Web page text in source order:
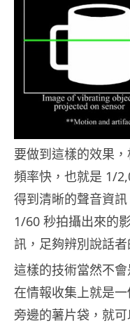
要做到這樣的效果
頻率快，也就是 1/
得到清晰的聲音資
1/60 秒拍攝出來的
訊，足夠辨別說話
這樣的技術當然不
在情報收集上就是
旁邊的薯片袋，就